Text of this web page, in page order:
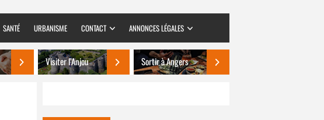
SANTÉ URBANISME CONTACT ANNONCES LÉGALES
Visiter l’Anjou Sortir à Angers